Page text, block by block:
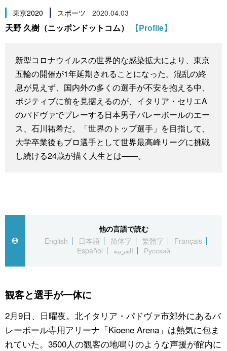
科学・技術
スポーツ・東京2020
Books
Topics
Images
People
東京
東京2020 スポーツ 2020.04.03
天野 久樹（ニッポンドットコム） 【Profile】
新型コロナウイルスの世界的な感染拡大により、東京
五輪の開催が1年延期されることになった。混乱の終
息が見えず、国内外の多くの選手が不安を抱える中、
ポジティブに前を見据えるのが、イタリア・セリエA
のパドヴァでプレーする日本男子バレーボールのエー
ス、石川祐希だ。「世界のトップ選手」を目指して、
大学卒業後もプロ選手として世界最高峰リーグに挑戦
し続ける24歳が描く人生とは――。
他の言語で読む
English
日本語 简体字 繁體字
Français
Español
العربية Русский
観客と選手が一体に
2月9日、日曜夜。北イタリア・パドヴァ市郊外にあるバ
レーボール専用アリーナ「Kioene Arena」は熱気に包ま
れていた。3500人の観客の地鳴りのような声援が館内に